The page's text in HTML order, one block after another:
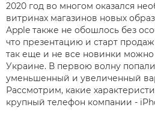
2020 год во многом оказался
витринах магазинов новых
Apple также не обошлось без
что презентацию и старт
так еще и не все новинки можно
Украине. В первою волну
уменьшенный и увеличенный
Рассмотрим, какие
крупный телефон компании -